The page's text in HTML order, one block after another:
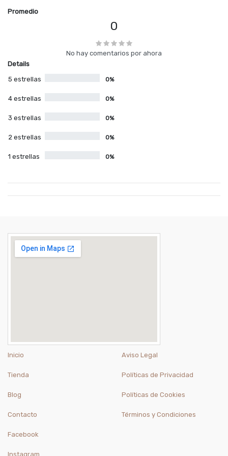
Promedio
0
No hay comentarios por ahora
Details
5 estrellas
0%
4 estrellas 0%
3 estrellas 0%
2 estrellas 0%
1 estrellas 0%
Inicio
Tienda
Blog
Contacto
Aviso Legal
Políticas de Privacidad
Políticas de Cookies
Términos y Condiciones
Facebook
Instagram